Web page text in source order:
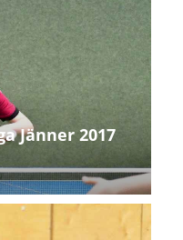
Jänner 2017